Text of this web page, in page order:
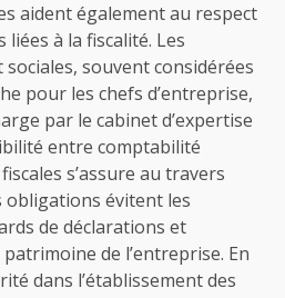
aident également au respect
à la fiscalité. Les
souvent considérées
pour les chefs d’entreprise,
par le cabinet d’expertise
entre comptabilité
s’assure au travers
obligations évitent les
de déclarations et
de l’entreprise. En
dans l’établissement des